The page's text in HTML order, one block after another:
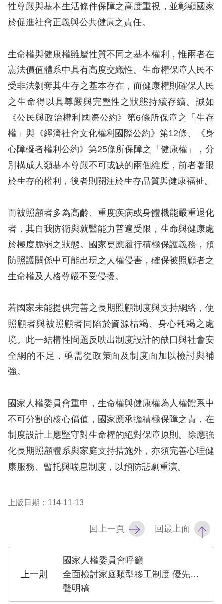
料
庫
無
礙
快
捷
鍵
請
選
擇
言
兒少版
回
頁
網
站
導
覽
網
站
安
全
政
隱
性尊嚴與基本生活條件保障之高度重視，並彰顯國家
於促進社會正義與公共健康之責任。
生命權與健康權雖屬性質不同之基本權利，惟兩者在
憲法價值體系中具有高度交織性。生命權保障人民不
受非法剝奪其生存之基本存在，而健康權則確保人民
之生命得以具尊嚴與完整性之狀態持續存續。誠如
《公民與政治權利國際公約》第6條所保障之「生存
權」與《經濟社會文化權利國際公約》第12條、《身
心障礙者權利公約》第25條所保障之「健康權」，分
別構成人類基本尊嚴不可或缺的兩個維度，前者著眼
於生存的權利，後者則關注於生存品質與健康福祉。
而被照顧者多為高齡、重度疾病或身體機能嚴重退化
者，其自我防衛與就醫能力普遍受限，生命與健康處
於極度脆弱之狀態。國家更應履行積極保護義務，預
防照護關係中可能出現之人權侵害，確保被照顧者之
生命權及人格尊嚴不受侵擾。
若國家未能提供完善之長期照顧制度與支持網絡，使
照顧者與被照顧者同陷於資源枯竭、身心耗竭之處
境。此一結構性問題反映出制度設計的缺口與社會安
全網的不足，亟需從政策面及制度面加以檢討與補
強。
國家人權委員會重申，生命權與健康權為人權體系中
不可分割的核心價值，國家應承擔積極保障之責，在
制度設計上應堅守對生命權的絕對保障原則。除應強
化長期照顧體系與家庭支持措施外，亦須完善心理健
康服務、暫托與喘息制度，以預防悲劇重演。
上版日期：114-11-13
回上一頁 回最上面
國家人權委員會呼籲
全面檢討家庭類型移工制度 優先強化公共照顧體系
聲明稿